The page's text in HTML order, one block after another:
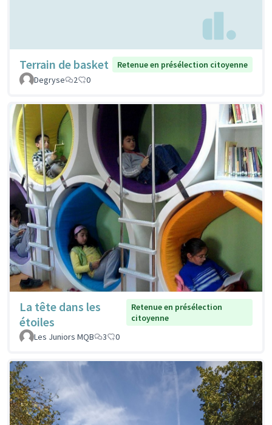
Terrain de basket
Retenue en présélection citoyenne
Degryse
2 0
La tête dans les
étoiles
Retenue en présélection
citoyenne
Les Juniors MQB
3 0